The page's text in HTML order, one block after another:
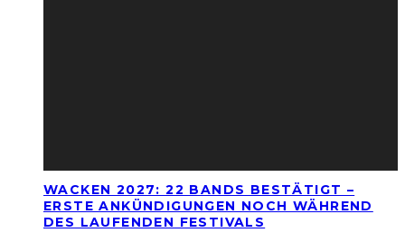
WACKEN 2027: 22 BANDS BESTÄTIGT –
ERSTE ANKÜNDIGUNGEN NOCH WÄHREND
DES LAUFENDEN FESTIVALS